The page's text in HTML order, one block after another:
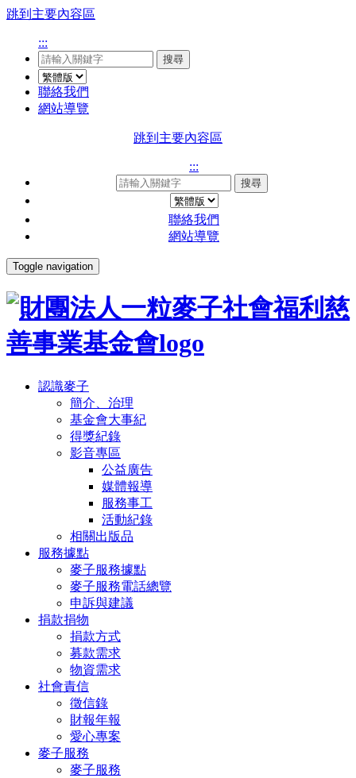
跳到主要內容區
:::
搜尋
聯絡我們
網站導覽
跳到主要內容區
:::
搜尋
聯絡我們
網站導覽
Toggle navigation
認識麥子
簡介、治理
基金會大事紀
得獎紀錄
影音專區
公益廣告
媒體報導
服務事工
活動紀錄
相關出版品
服務據點
麥子服務據點
麥子服務電話總覽
申訴與建議
捐款捐物
捐款方式
募款需求
物資需求
社會責信
徵信錄
財報年報
愛心專案
麥子服務
麥子服務